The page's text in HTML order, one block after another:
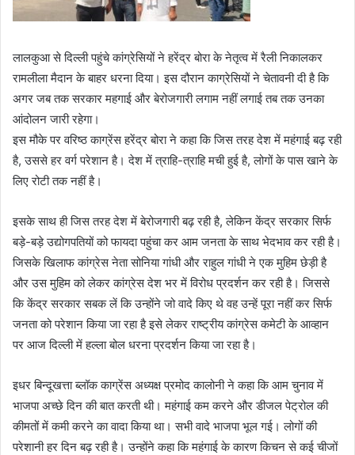
लालकुआ से दिल्ली पहुंचे कांग्रेसियों ने हरेंद्र बोरा के नेतृत्व में रैली निकालकर
रामलीला मैदान के बाहर धरना दिया। इस दौरान काग्रेसियों ने चेतावनी दी है कि
अगर जब तक सरकार महगाई और बेरोजगारी लगाम नहीं लगाई तब तक उनका
आंदोलन जारी रहेगा।
इस मौके पर वरिष्ठ काग्रेंस हरेंद्र बोरा ने कहा कि जिस तरह देश में महंगाई बढ़ रही
है, उससे हर वर्ग परेशान है। देश में त्राहि-त्राहि मची हुई है, लोगों के पास खाने के
लिए रोटी तक नहीं है।
इसके साथ ही जिस तरह देश में बेरोजगारी बढ़ रही है, लेकिन केंद्र सरकार सिर्फ
बड़े-बड़े उद्योगपतियों को फायदा पहुंचा कर आम जनता के साथ भेदभाव कर रही है।
जिसके खिलाफ कांग्रेस नेता सोनिया गांधी और राहुल गांधी ने एक मुहिम छेड़ी है
और उस मुहिम को लेकर कांग्रेस देश भर में विरोध प्रदर्शन कर रही है। जिससे
कि केंद्र सरकार सबक लें कि उन्होंने जो वादे किए थे वह उन्हें पूरा नहीं कर सिर्फ
जनता को परेशान किया जा रहा है इसे लेकर राष्ट्रीय कांग्रेस कमेटी के आव्हान
पर आज दिल्ली में हल्ला बोल धरना प्रदर्शन किया जा रहा है।
इधर बिन्दूखत्ता ब्लॉक काग्रेंस अध्यक्ष प्रमोद कालोनी ने कहा कि आम चुनाव में
भाजपा अच्छे दिन की बात करती थी। महंगाई कम करने और डीजल पेट्रोल की
कीमतों में कमी करने का वादा किया था। सभी वादे भाजपा भूल गई। लोगों की
परेशानी हर दिन बढ़ रही है। उन्होंने कहा कि महंगाई के कारण किचन से कई चीजों